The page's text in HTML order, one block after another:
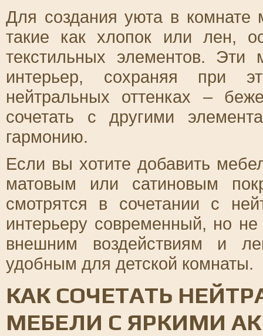
Для создания уюта в комнате
такие как хлопок или лен,
текстильных элементов. Эти
интерьер, сохраняя при
нейтральных оттенках –
сочетать с другими
гармонию.
Если вы хотите добавить
матовым или сатиновым
смотрятся в сочетании с
интерьеру современный, но
внешним воздействиям и
удобным для детской комнаты.
КАК СОЧЕТАТЬ
МЕБЕЛИ С ЯРКИМИ